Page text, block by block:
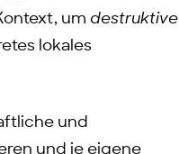
um destruktive
lokales
und
und je eigene